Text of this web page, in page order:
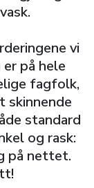
vi
på hele
fagfolk,
skinnende
standard
og rask:
på nettet.